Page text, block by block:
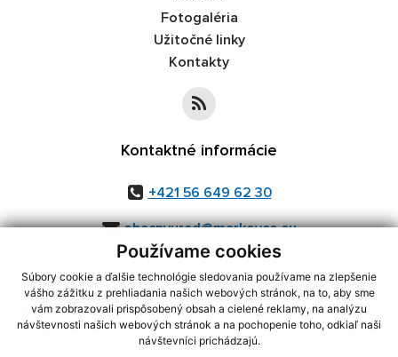
Používame cookies
Súbory cookie a ďalšie technológie sledovania používame na zlepšenie
vášho zážitku z prehliadania našich webových stránok, na to, aby sme
vám zobrazovali prispôsobený obsah a cielené reklamy, na analýzu
návštevnosti našich webových stránok a na pochopenie toho, odkiaľ naši
návštevníci prichádzajú.
Fotogaléria
Užitočné linky
Kontakty
Kontaktné informácie
+421 56 649 62 30
obecnyurad@markovce.eu
využite možnosť získavania aktuálnych informácií s využitím RSS
CMS systém (redakčný) systém ECHELON 2,Mapa stránok,web portál
webex.digital, s.r.o.,domény,registrácia domény